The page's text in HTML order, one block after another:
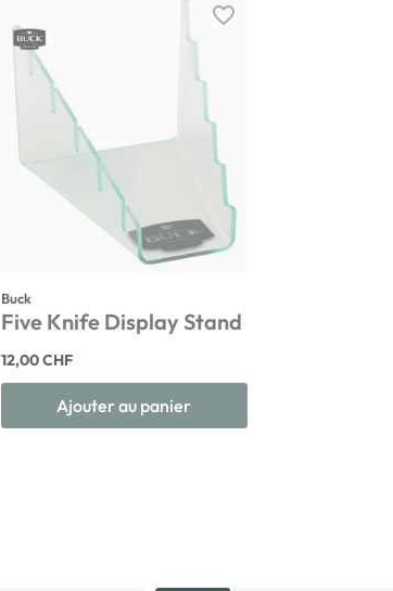
favorite_border
Buck
Five Knife Display Stand
12,00 CHF
Ajouter au panier